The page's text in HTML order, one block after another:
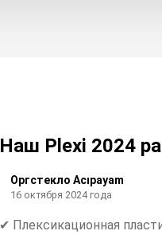
Наш Plexi 2024
Оргстекло Acıpayam
16 октября 2024 года
✔ Плексикационная